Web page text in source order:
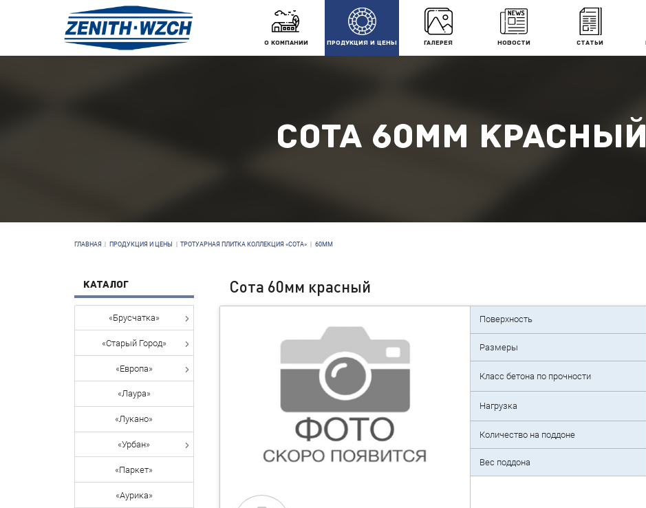
О КОМПАНИИ ПРОДУКЦИЯ И ЦЕНЫ ГАЛЕРЕЯ НОВОСТИ СТАТЬИ
СОТА 60ММ КРАСНЫЙ
ГЛАВНАЯ ПРОДУКЦИЯ И ЦЕНЫ ТРОТУАРНАЯ ПЛИТКА КОЛЛЕКЦИЯ «СОТА» 60ММ
КАТАЛОГ
«Брусчатка»
«Старый Город»
«Европа»
«Лаура»
«Лукано»
«Урбан»
«Паркет»
«Аурика»
Сота 60мм красный
Поверхность
Размеры
Класс бетона по прочности
Нагрузка
Количество на поддоне
Вес поддона